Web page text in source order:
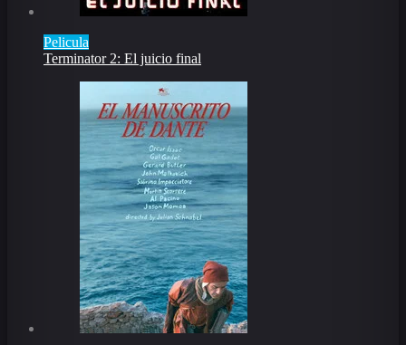
Pelicula
Terminator 2: El juicio final